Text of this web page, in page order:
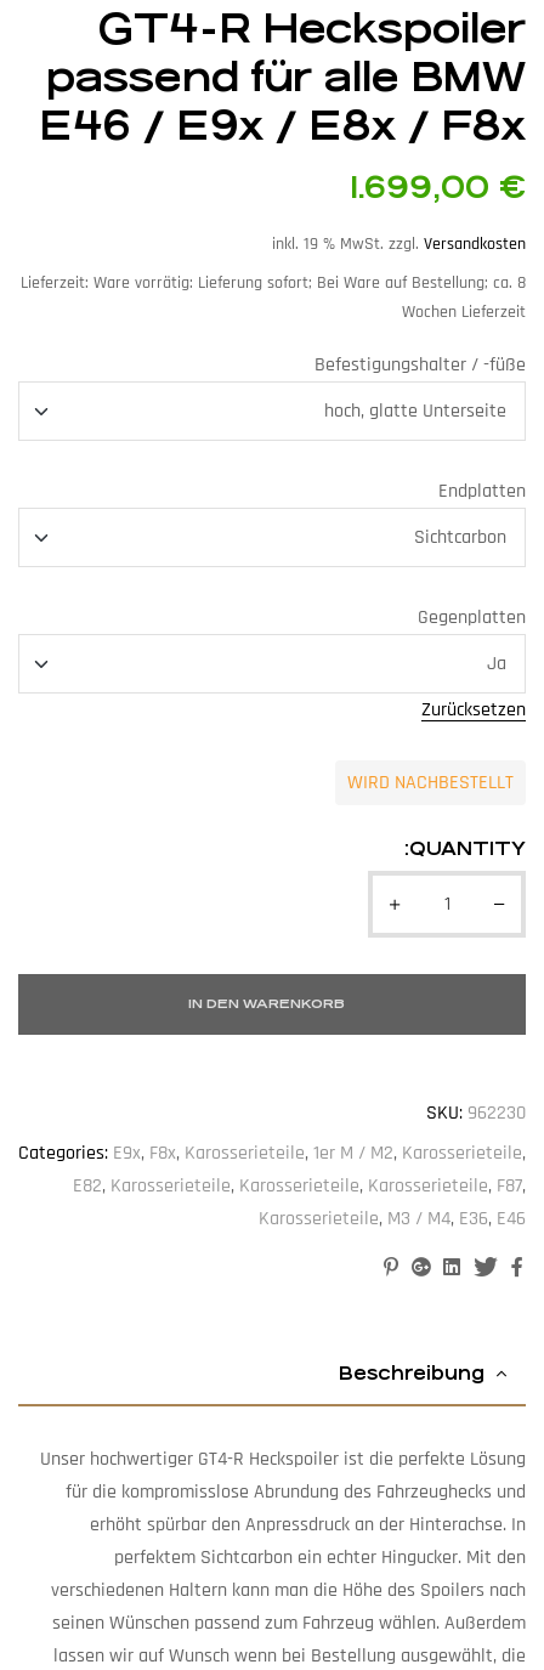
GT4-R Heckspoiler
passend für alle BMW
E46 / E9x / E8x / F8x
1.699,00 €
inkl. 19 % MwSt. zzgl. Versandkosten
Lieferzeit: Ware vorrätig: Lieferung sofort; Bei Ware auf Bestellung; ca. 8
Wochen Lieferzeit
Befestigungshalter / -füße
Endplatten
Gegenplatten
Zurücksetzen
WIRD NACHBESTELLT
QUANTITY:
IN DEN WARENKORB
SKU: 962230
Categories: E9x, F8x, Karosserieteile, 1er M / M2, Karosserieteile,
E82, Karosserieteile, Karosserieteile, Karosserieteile, F87,
Karosserieteile, M3 / M4, E36, E46
Facebook
Twitter
Linkedin
Google+
Beschreibung
Unser hochwertiger GT4-R Heckspoiler ist die perfekte Lösung
für die kompromisslose Abrundung des Fahrzeughecks und
erhöht spürbar den Anpressdruck an der Hinterachse. In
perfektem Sichtcarbon ein echter Hingucker. Mit den
verschiedenen Haltern kann man die Höhe des Spoilers nach
seinen Wünschen passend zum Fahrzeug wählen. Außerdem
lassen wir auf Wunsch wenn bei Bestellung ausgewählt, die